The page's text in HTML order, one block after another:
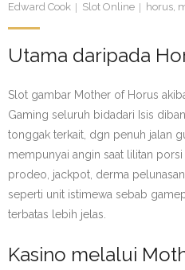
Edward Cook Slot Online horus,
Utama daripada
Slot gambar Mother of Horus
Gaming seluruh bidadari Isis
tonggak terkait, dgn penuh jalan
mempunyai angin saat lilitan
prodeo, jackpot, derma
seperti unit istimewa sebab
terbatas lebih jelas.
Kasino melalui